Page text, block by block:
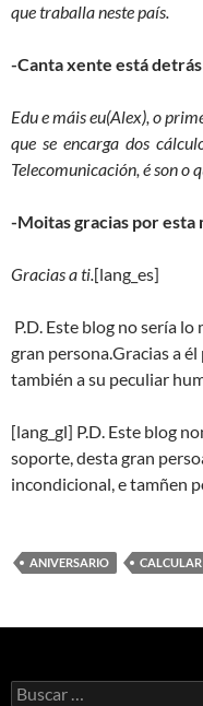
que traballa neste país.
-Canta xente está
Edu e máis eu(Alex), o
que se encarga dos
Telecomunicación, é son o
-Moitas gracias por esta
Gracias a ti.[lang_es]
P.D. Este blog no sería
gran persona.Gracias a
también a su peculiar
[lang_gl] P.D. Este blog
soporte, desta gran
incondicional, e tamñen
ANIVERSARIO CALCULAR
Buscar: